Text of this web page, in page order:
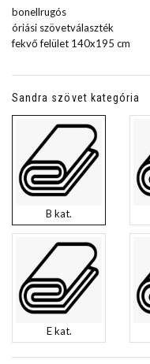
bonellrugós
óriási szövetválaszték
fekvő felület 140x195 cm
Sandra szövet kategória
B kat.
E kat.